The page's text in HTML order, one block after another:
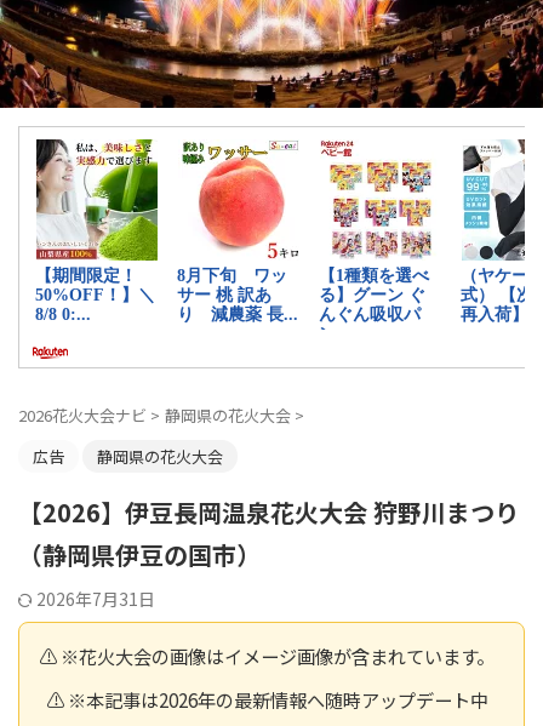
2026花火大会ナビ > 静岡県の花火大会 >
広告
静岡県の花火大会
【2026】伊豆長岡温泉花火大会 狩野川まつり
（静岡県伊豆の国市）
2026年7月31日
⚠️ ※花火大会の画像はイメージ画像が含まれています。
⚠️ ※本記事は2026年の最新情報へ随時アップデート中